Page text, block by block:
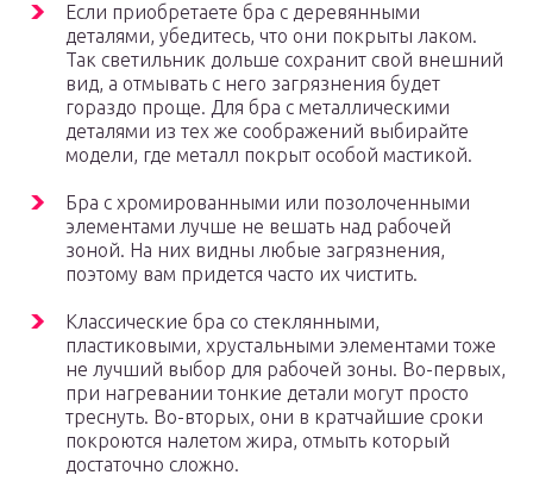
Если приобретаете бра с деревянными
деталями, убедитесь, что они покрыты лаком.
Так светильник дольше сохранит свой внешний
вид, а отмывать с него загрязнения будет
гораздо проще. Для бра с металлическими
деталями из тех же соображений выбирайте
модели, где металл покрыт особой мастикой.
Бра с хромированными или позолоченными
элементами лучше не вешать над рабочей
зоной. На них видны любые загрязнения,
поэтому вам придется часто их чистить.
Классические бра со стеклянными,
пластиковыми, хрустальными элементами тоже
не лучший выбор для рабочей зоны. Во-первых,
при нагревании тонкие детали могут просто
треснуть. Во-вторых, они в кратчайшие сроки
покроются налетом жира, отмыть который
достаточно сложно.